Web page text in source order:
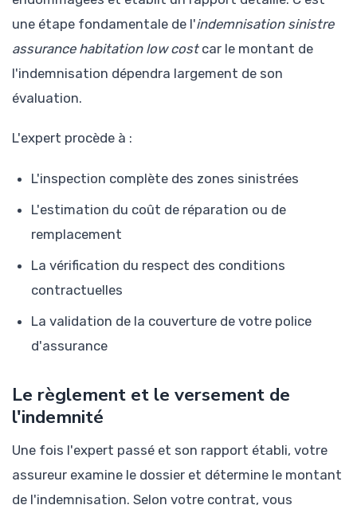
une étape fondamentale de l'indemnisation sinistre
assurance habitation low costcar le montant de
l'indemnisation dépendra largement de son
évaluation.
L'expert procède à :
L'inspection complète des zones sinistrées
L'estimation du coût de réparation ou de
remplacement
La vérification du respect des conditions
contractuelles
La validation de la couverture de votre police
d'assurance
Le règlement et le versement de
l'indemnité
Une fois l'expert passé et son rapport établi, votre
assureur examine le dossier et détermine le montant
de l'indemnisation. Selon votre contrat, vous